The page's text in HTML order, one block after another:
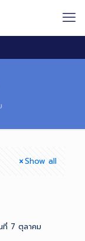
Show all
7 ตุลาคม